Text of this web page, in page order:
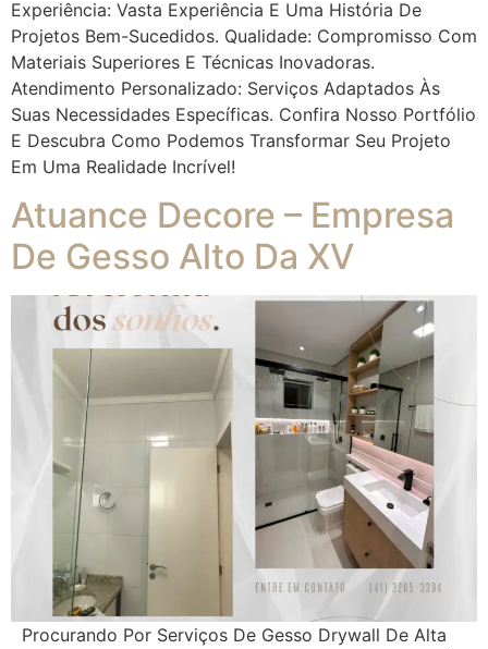
Experiência: Vasta Experiência E Uma História De
Projetos Bem-Sucedidos. Qualidade: Compromisso Com
Materiais Superiores E Técnicas Inovadoras.
Atendimento Personalizado: Serviços Adaptados Às
Suas Necessidades Específicas. Confira Nosso Portfólio
E Descubra Como Podemos Transformar Seu Projeto
Em Uma Realidade Incrível!
Atuance Decore – Empresa
De Gesso Alto Da XV
Procurando Por Serviços De Gesso Drywall De Alta